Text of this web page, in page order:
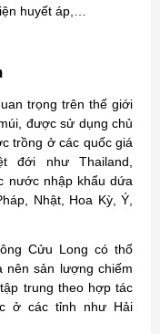
huyết áp,…
trọng trên thế giới
được sử dụng chủ
trồng ở các quốc giá
đới như Thailand,
nước nhập khẩu dứa
Nhật, Hoa Kỳ, Ý,
Cửu Long có thổ
nên sản lượng chiếm
trung theo hợp tác
ở các tỉnh như Hải